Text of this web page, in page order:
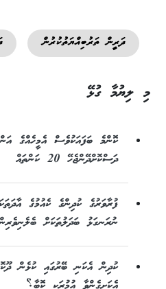
ދަރީން ތަރުބިއްޔަތުކުރުން
މި ލިޔުމާ ގުޅޭ
ކޮންމެ ބަފައަކުވެސް އެމީހެއްގެ
ދަސްކޮށްދޭންޖެހޭ 20 ކަންތައް
ފުރާވަރުގެ ކުދިންގެ ކެއުމުގެ
ނުރަނގަޅު ބަދަލުތަކަށް
ކުދިން އެކަނި ބޭރުގައި ކުޅެން